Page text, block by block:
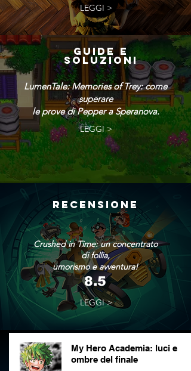
LEGGI >
GUIDE E
SOLUZIONI
LumenTale: Memories of Trey: come
superare
le prove di Pepper a Speranova.
LEGGI >
RECENSIONE
Crushed in Time: un concentrato
di follia,
umorismo e avventura!
8.5
LEGGI >
My Hero Academia: luci e
ombre del finale